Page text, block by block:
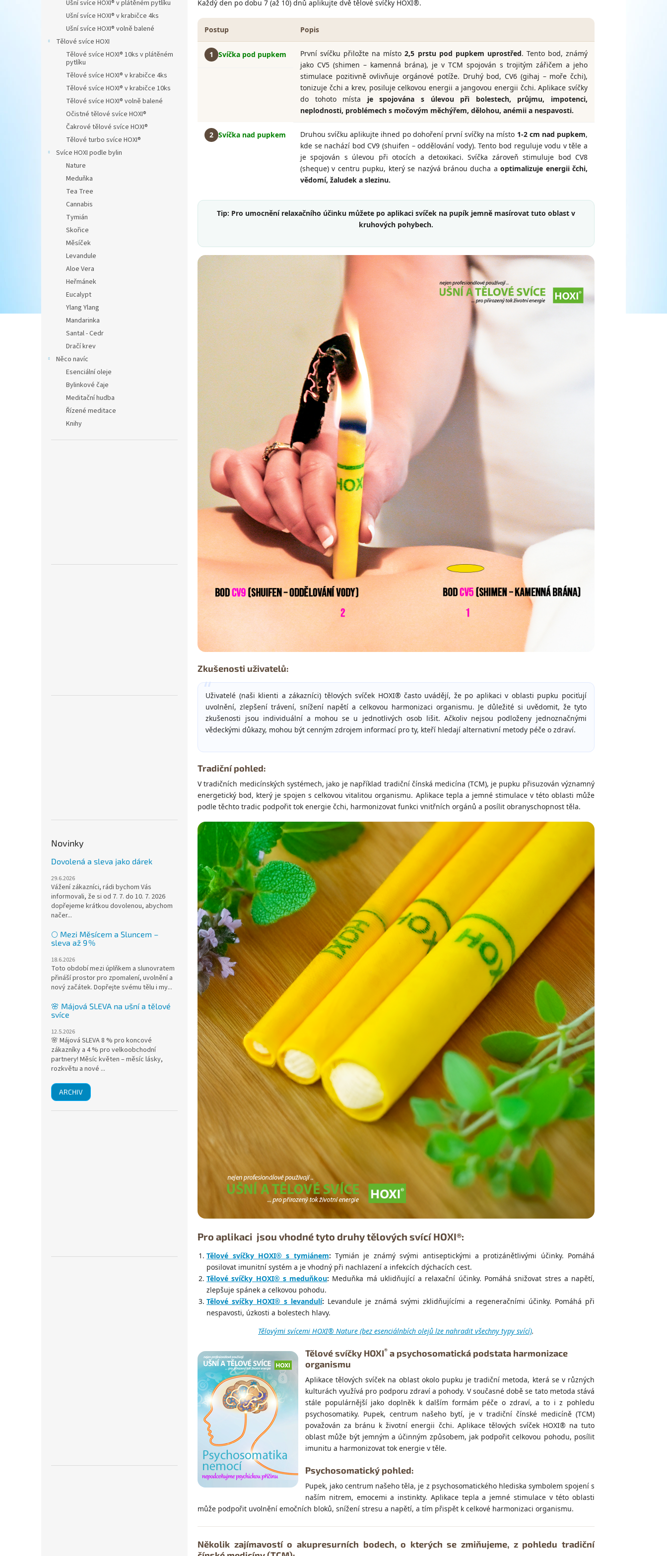
Ušní svíce HOXI® v plátěném pytlíku
Ušní svíce HOXI® v krabičce 4ks
Ušní svíce HOXI® volně balené
Tělové svíce HOXI
Tělové svíce HOXI® 10ks v plátěném
pytlíku
Tělové svíce HOXI® v krabičce 4ks
Tělové svíce HOXI® v krabičce 10ks
Tělové svíce HOXI® volně balené
Očistné tělové svíce HOXI®
Čakrové tělové svíce HOXI®
Tělové turbo svíce HOXI®
Svíce HOXI podle bylin
Nature
Meduňka
Tea Tree
Cannabis
Tymián
Skořice
Měsíček
Levandule
Aloe Vera
Heřmánek
Eucalypt
Ylang Ylang
Mandarinka
Santal - Cedr
Dračí krev
Něco navíc
Esenciální oleje
Bylinkové čaje
Meditační hudba
Řízené meditace
Knihy
Novinky
Dovolená a sleva jako dárek
29.6.2026
Vážení zákazníci, rádi bychom Vás
informovali, že si od 7. 7. do 10. 7. 2026
dopřejeme krátkou dovolenou, abychom
načer...
🌕 Mezi Měsícem a Sluncem –
sleva až 9 %
18.6.2026
Toto období mezi úplňkem a slunovratem
přináší prostor pro zpomalení, uvolnění a
nový začátek. Dopřejte svému tělu i my...
🌸 Májová SLEVA na ušní a tělové
svíce
12.5.2026
🌸 Májová SLEVA 8 % pro koncové
zákazníky a 4 % pro velkoobchodní
partnery! Měsíc květen – měsíc lásky,
rozkvětu a nové ...
ARCHIV
Každý den po dobu 7 (až 10) dnů aplikujte dvě tělové svíčky HOXI®.
Postup Popis
1 Svíčka pod pupkem První svíčku přiložte na místo2,5 prstu pod pupkem uprostřed. Tento bod, známý
jako CV5 (shimen – kamenná brána), je v TCM spojován s trojitým zářičem a jeho
stimulace pozitivně ovlivňuje orgánové potíže. Druhý bod, CV6 (gihaj – moře čchi),
tonizuje čchi a krev, posiluje celkovou energii a jangovou energii čchi. Aplikace svíčky
do tohoto místa je spojována s úlevou při bolestech, průjmu, impotenci,
neplodnosti, problémech s močovým měchýřem, dělohou, anémii a nespavosti.
2 Svíčka nad pupkem Druhou svíčku aplikujte ihned po dohoření první svíčky na místo 1-2 cm nad pupkem,
kde se nachází bod CV9 (shuifen – oddělování vody). Tento bod reguluje vodu v těle a
je spojován s úlevou při otocích a detoxikaci. Svíčka zároveň stimuluje bod CV8
(sheque) v centru pupku, který se nazývá bránou ducha aoptimalizuje energii čchi,
vědomí, žaludek a slezinu.
Tip: Pro umocnění relaxačního účinku můžete po aplikaci svíček na pupík jemně masírovat tuto oblast v
kruhových pohybech.
Zkušenosti uživatelů:
Uživatelé (naši klienti a zákazníci) tělových svíček HOXI® často uvádějí, že po aplikaci v oblasti pupku pociťují
uvolnění, zlepšení trávení, snížení napětí a celkovou harmonizaci organismu. Je důležité si uvědomit, že tyto
zkušenosti jsou individuální a mohou se u jednotlivých osob lišit. Ačkoliv nejsou podloženy jednoznačnými
vědeckými důkazy, mohou být cenným zdrojem informací pro ty, kteří hledají alternativní metody péče o zdraví.
Tradiční pohled:
V tradičních medicínských systémech, jako je například tradiční čínská medicína (TCM), je pupku přisuzován významný
energetický bod, který je spojen s celkovou vitalitou organismu. Aplikace tepla a jemné stimulace v této oblasti může
podle těchto tradic podpořit tok energie čchi, harmonizovat funkci vnitřních orgánů a posílit obranyschopnost těla.
Pro aplikaci jsou vhodné tyto druhy tělových svící HOXI®:
Tělové svíčky HOXI® s tymiánem: Tymián je známý svými antiseptickými a protizánětlivými účinky. Pomáhá
posilovat imunitní systém a je vhodný při nachlazení a infekcích dýchacích cest.
Tělové svíčky HOXI® s meduňkou: Meduňka má uklidňující a relaxační účinky. Pomáhá snižovat stres a napětí,
zlepšuje spánek a celkovou pohodu.
Tělové svíčky HOXI® s levandulí: Levandule je známá svými zklidňujícími a regeneračními účinky. Pomáhá při
nespavosti, úzkosti a bolestech hlavy.
Tělovými svícemi HOXI® Nature (bez esenciálnbích olejů lze nahradit všechny typy svící).
Tělové svíčky HOXI® a psychosomatická podstata harmonizace
organismu
Aplikace tělových svíček na oblast okolo pupku je tradiční metoda, která se v různých
kulturách využívá pro podporu zdraví a pohody. V současné době se tato metoda stává
stále populárnější jako doplněk k dalším formám péče o zdraví, a to i z pohledu
psychosomatiky. Pupek, centrum našeho bytí, je v tradiční čínské medicíně (TCM)
považován za bránu k životní energii čchi. Aplikace tělových svíček HOXI® na tuto
oblast může být jemným a účinným způsobem, jak podpořit celkovou pohodu, posílit
imunitu a harmonizovat tok energie v těle.
Psychosomatický pohled:
Pupek, jako centrum našeho těla, je z psychosomatického hlediska symbolem spojení s
naším nitrem, emocemi a instinkty. Aplikace tepla a jemné stimulace v této oblasti
může podpořit uvolnění emočních bloků, snížení stresu a napětí, a tím přispět k celkové harmonizaci organismu.
Několik zajímavostí o akupresurních bodech, o kterých se zmiňujeme, z pohledu tradiční